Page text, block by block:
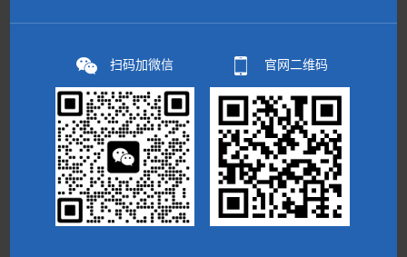
扫码加微信 官网二维码